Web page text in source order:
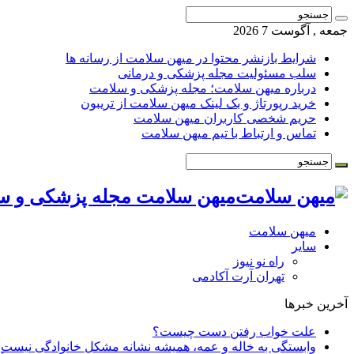
جمعه , آگوست 7 2026
شرایط بازنشر محتوا در میهن سلامت از رسانه ها
سلب مسئولیت مجله پزشکی و درمانی
درباره میهن سلامت؛ مجله پزشکی و سلامت
خرید رپورتاژ و بک لینک میهن سلامت از تریبون
حریم شخصی کاربران میهن سلامت
تماس و ارتباط با تیم میهن سلامت
میهن سلامت مجله پزشکی و
میهن سلامت
سایر
راه نو نیوز
تهران آرت آکادمی
آخرین خبرها
علت خواب رفتن دست چیست؟
وابستگی به خاله و عمه، همیشه نشانه مشکل خانوادگی نیست